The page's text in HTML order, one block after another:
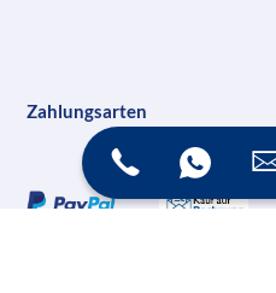
Zahlungsarten